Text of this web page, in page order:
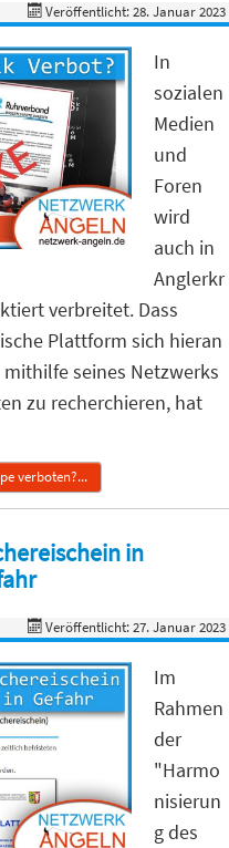
Veröffentlicht: 28. Januar 2023
In
sozialen
Medien
und
Foren
wird
auch in
Anglerkr
verbreitet. Dass
Plattform sich hieran
seines Netzwerks
zu recherchieren, hat
verboten?...
in
Veröffentlicht: 27. Januar 2023
Im
Rahmen
der
"Harmo
nisierun
g des